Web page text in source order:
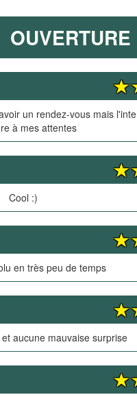
un rendez-vous mais
à mes attentes
Cool :)
en très peu de temps
aucune mauvaise surprise